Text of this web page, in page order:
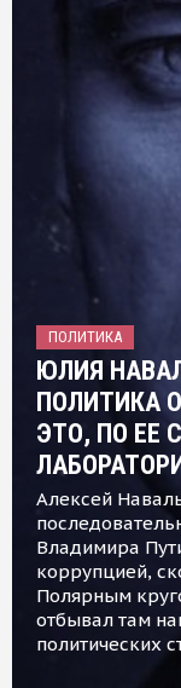
ПОЛИТИКА
ЮЛИЯ
ПОЛИТИКА
ЭТО, ПО ЕЕ
Алексей
Владимира
коррупцией,
Полярным
отбывал там
политических